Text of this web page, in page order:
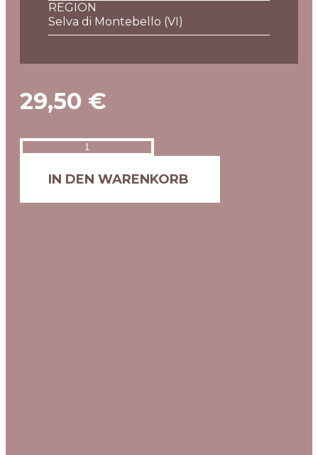
REGION
Selva di Montebello (VI)
29,50 €
IN DEN WARENKORB